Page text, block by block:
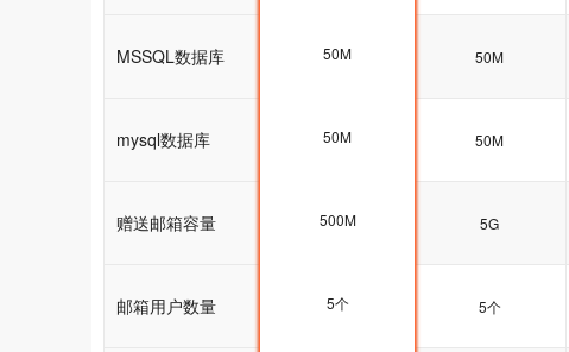
MSSQL数据库 50M 50M
mysql数据库 50M 50M
赠送邮箱容量 5G 5G
邮箱用户数量 5个 5个
50M
50M
500M
5个